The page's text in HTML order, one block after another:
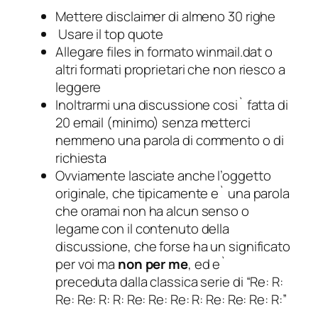
Mettere disclaimer di almeno 30 righe
Usare il top quote
Allegare files in formato winmail.dat o
altri formati proprietari che non riesco a
leggere
Inoltrarmi una discussione cosi` fatta di
20 email (minimo) senza metterci
nemmeno una parola di commento o di
richiesta
Ovviamente lasciate anche l’oggetto
originale, che tipicamente e` una parola
che oramai non ha alcun senso o
legame con il contenuto della
discussione, che forse ha un significato
per voi ma non per me, ed e`
preceduta dalla classica serie di “Re: R:
Re: Re: R: R: Re: Re: Re: R: Re: Re: Re: R:”